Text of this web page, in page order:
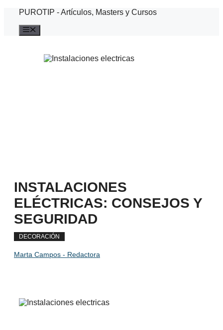
Saltar
contenido
PUROTIP - Artículos, Masters y Cursos
INSTALACIONES
ELÉCTRICAS: CONSEJOS Y
SEGURIDAD
DECORACIÓN
Marta Campos - Redactora